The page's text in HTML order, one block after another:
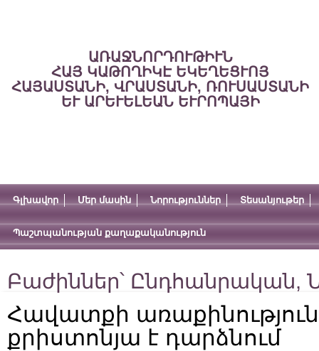
ԱՌԱՋՆՈՐԴՈՒԹԻՒՆ
ՀԱՅ ԿԱԹՈՂԻԿԷ ԵԿԵՂԵՑՒՈՅ
ՀԱՅԱՍՏԱՆԻ, ՎՐԱՍՏԱՆԻ, ՌՈՒՍԱՍՏԱՆԻ
ԵՒ ԱՐԵՒԵԼԵԱՆ ԵՒՐՈՊԱՅԻ
Գլխավոր Մեր մասին Նորություններ Տեսանյութեր
Պաշտպանության քաղաքականություն
Բաժիններ՝ Ընդհանրական,
Հավատքի
քրիստոնյա է դարձնում